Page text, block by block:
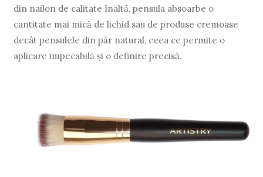
din nailon de calitate înaltă, pensula absoarbe o
cantitate mai mică de lichid sau de produse cremoase
decât pensulele din păr natural, ceea ce permite o
aplicare impecabilă și o definire precisă.